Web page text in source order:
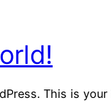
This is